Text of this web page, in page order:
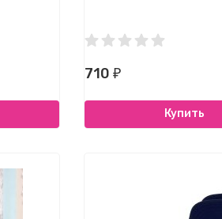
710 ₽
Купить